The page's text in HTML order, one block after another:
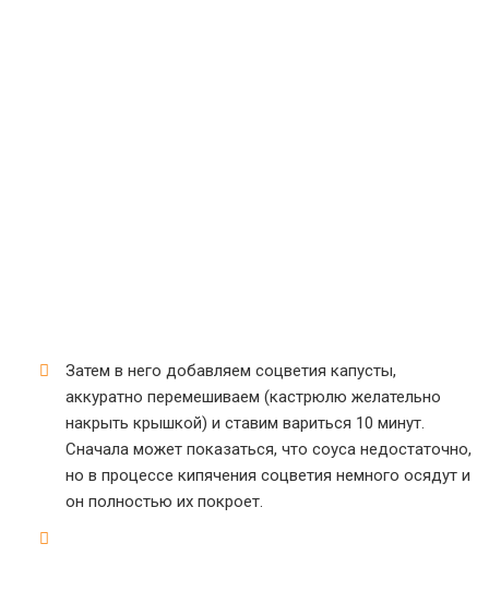
Затем в него добавляем соцветия капусты,
аккуратно перемешиваем (кастрюлю желательно
накрыть крышкой) и ставим вариться 10 минут.
Сначала может показаться, что соуса недостаточно,
но в процессе кипячения соцветия немного осядут и
он полностью их покроет.